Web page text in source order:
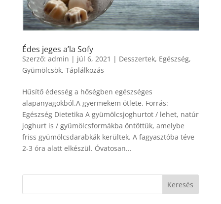
Édes jeges a’la Sofy
Szerző: admin | júl 6, 2021 | Desszertek, Egészség,
Gyümölcsök, Táplálkozás
Hűsítő édesség a hőségben egészséges
alapanyagokból.A gyermekem ötlete. Forrás:
Egészség Dietetika A gyümölcsjoghurtot / lehet, natúr
joghurt is / gyümölcsformákba öntöttük, amelybe
friss gyümölcsdarabkák kerültek. A fagyasztóba téve
2-3 óra alatt elkészül. Óvatosan...